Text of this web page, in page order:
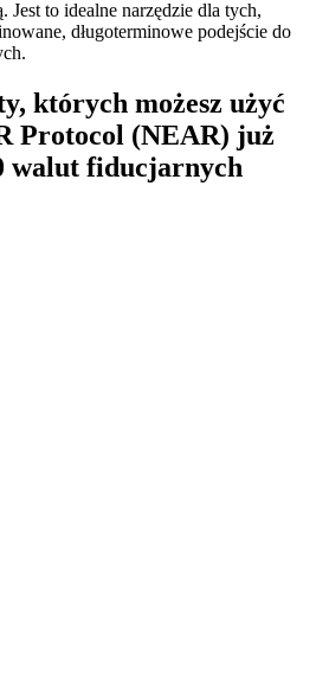
Jest to idealne narzędzie dla tych,
długoterminowe podejście do
których możesz użyć
Protocol (NEAR) już
walut fiducjarnych